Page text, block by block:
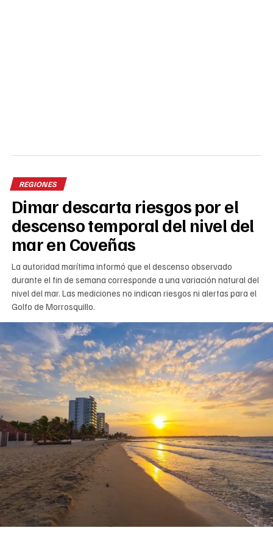
REGIONES
Dimar descarta riesgos por el
descenso temporal del nivel del
mar en Coveñas
La autoridad marítima informó que el descenso observado
durante el fin de semana corresponde a una variación natural del
nivel del mar. Las mediciones no indican riesgos ni alertas para el
Golfo de Morrosquillo.